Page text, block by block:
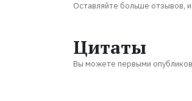
Оставляйте больше отзывов,
Цитаты
Вы можете первыми